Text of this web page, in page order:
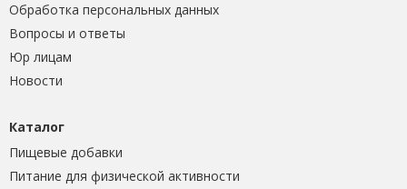
Обработка персональных данных
Вопросы и ответы
Юр лицам
Новости
Каталог
Пищевые добавки
Питание для физической активности